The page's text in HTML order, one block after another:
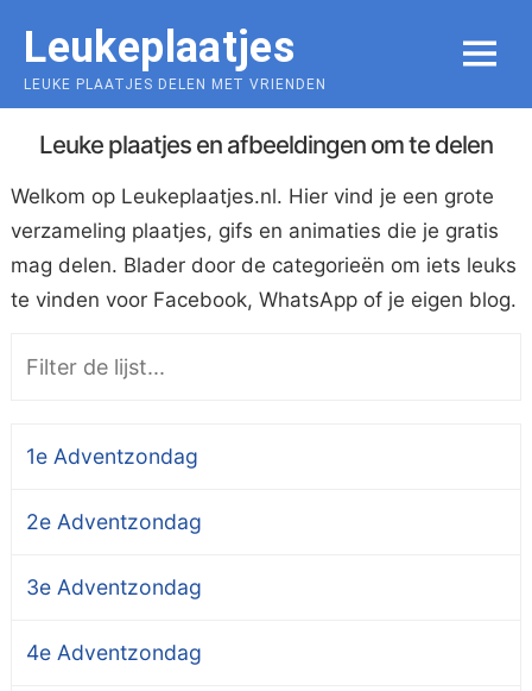
content
Leukeplaatjes
LEUKE PLAATJES DELEN MET VRIENDEN
MENU
Leuke plaatjes en afbeeldingen om te delen
Welkom op Leukeplaatjes.nl. Hier vind je een grote
verzameling plaatjes, gifs en animaties die je gratis
mag delen. Blader door de categorieën om iets leuks
te vinden voor Facebook, WhatsApp of je eigen blog.
1e Adventzondag
2e Adventzondag
3e Adventzondag
4e Adventzondag